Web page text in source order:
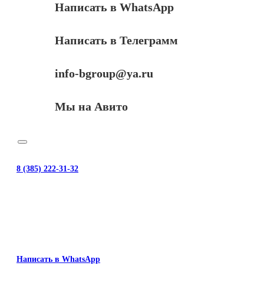
Написать в WhatsApp
Написать в Телеграмм
info-bgroup@ya.ru
Мы на Авито
8 (385) 222-31-32
Написать в WhatsApp